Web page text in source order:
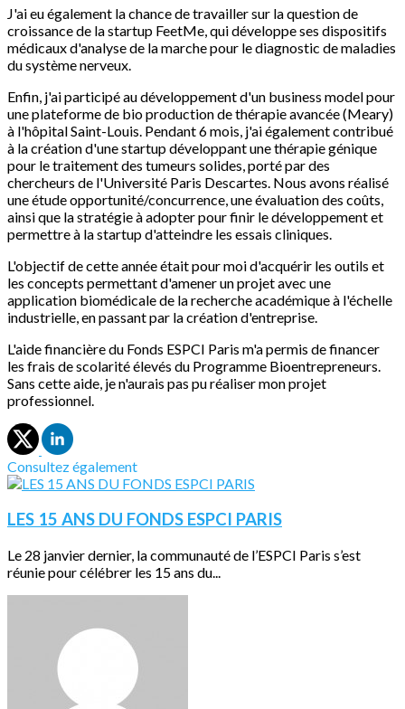
J'ai eu également la chance de travailler sur la question de
croissance de la startup FeetMe, qui développe ses dispositifs
médicaux d'analyse de la marche pour le diagnostic de maladies
du système nerveux.
Enfin, j'ai participé au développement d'un business model pour
une plateforme de bio production de thérapie avancée (Meary)
à l'hôpital Saint-Louis. Pendant 6 mois, j'ai également contribué
à la création d'une startup développant une thérapie génique
pour le traitement des tumeurs solides, porté par des
chercheurs de l'Université Paris Descartes. Nous avons réalisé
une étude opportunité/concurrence, une évaluation des coûts,
ainsi que la stratégie à adopter pour finir le développement et
permettre à la startup d'atteindre les essais cliniques.
L'objectif de cette année était pour moi d'acquérir les outils et
les concepts permettant d'amener un projet avec une
application biomédicale de la recherche académique à l'échelle
industrielle, en passant par la création d'entreprise.
L'aide financière du Fonds ESPCI Paris m'a permis de financer
les frais de scolarité élevés du Programme Bioentrepreneurs.
Sans cette aide, je n'aurais pas pu réaliser mon projet
professionnel.
Consultez également
LES 15 ANS DU FONDS ESPCI PARIS
Le 28 janvier dernier, la communauté de l’ESPCI Paris s’est
réunie pour célébrer les 15 ans du...